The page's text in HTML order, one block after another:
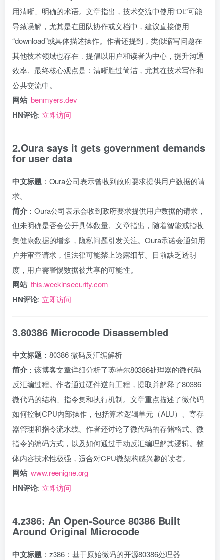
用清晰、明确的术语。文章指出，技术交流中使用“DL”可能
导致误解，尤其是在团队协作或文档中，建议直接使用
“download”或具体描述操作。作者还提到，类似缩写问题在
其他技术领域也存在，提倡以用户和读者为中心，提升沟通
效率。最终核心观点是：清晰胜过简洁，尤其在技术写作和
公共交流中。
网站: benmyers.dev
HN评论: 立即访问
2.Oura says it gets government demands
for user data
中文标题 ：Oura公司表示曾收到政府要求提供用户数据的请
求。
简介 ：Oura公司表示会收到政府要求提供用户数据的请求，
但未明确是否会公开具体数量。文章指出，随着智能戒指收
集健康数据的增多，隐私问题引发关注。Oura承诺会通知用
户并审查请求，但法律可能禁止透露细节。目前缺乏透明
度，用户需警惕数据被共享的可能性。
网站: this.weekinsecurity.com
HN评论: 立即访问
3.80386 Microcode Disassembled
中文标题 ：80386 微码反汇编解析
简介 ：该博客文章详细分析了英特尔80386处理器的微代码
反汇编过程。作者通过硬件逆向工程，提取并解释了80386
微代码的结构、指令集和执行机制。文章重点描述了微代码
如何控制CPU内部操作，包括算术逻辑单元（ALU）、寄存
器管理和指令流水线。作者还讨论了微代码的存储格式、微
指令的编码方式，以及如何通过手动反汇编理解其逻辑。整
体内容技术性极强，适合对CPU微架构感兴趣的读者。
网站: www.reenigne.org
HN评论: 立即访问
4.z386: An Open-Source 80386 Built
Around Original Microcode
中文标题 ：z386：基于原始微码的开源80386处理器